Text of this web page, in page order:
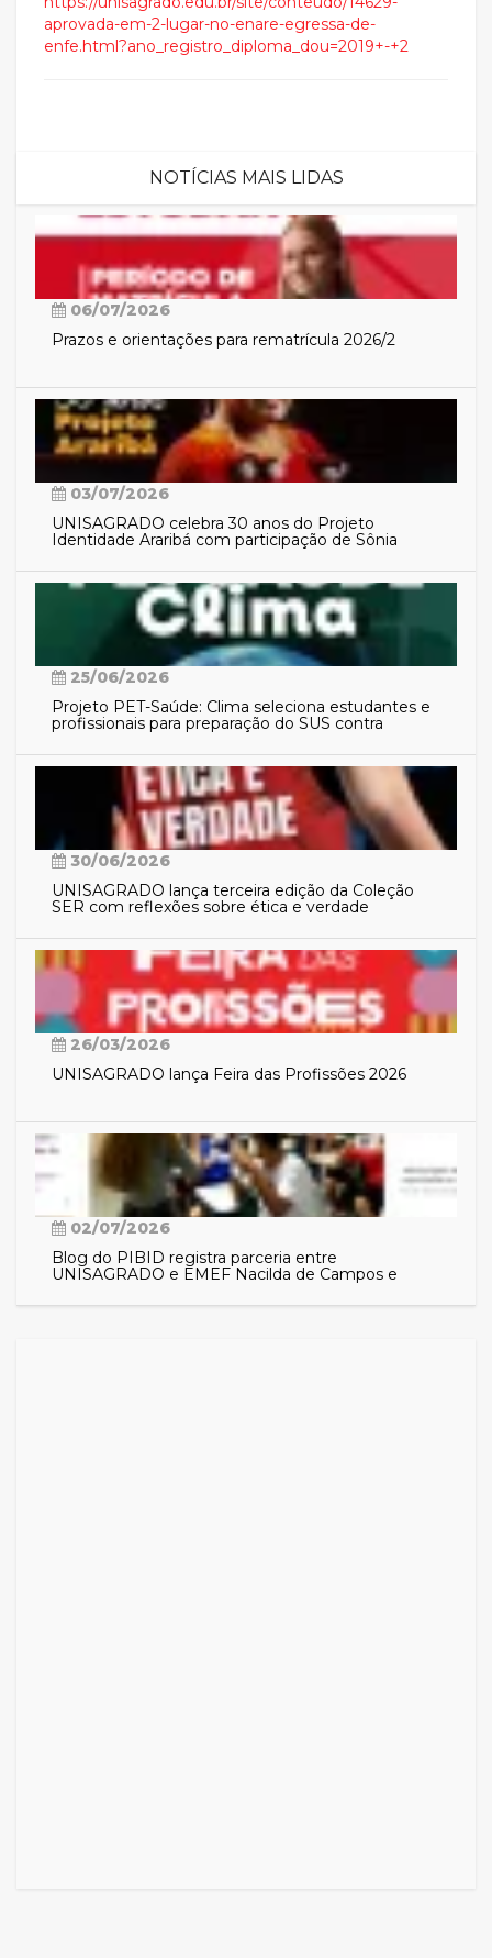
aprovada-em-2-lugar-no-enare-egressa-de-
enfe.html?ano_registro_diploma_dou=2019+-+2
NOTÍCIAS MAIS LIDAS
06/07/2026
Prazos e orientações para rematrícula 2026/2
03/07/2026
UNISAGRADO celebra 30 anos do Projeto
Identidade Araribá com participação de Sônia
25/06/2026
Projeto PET-Saúde: Clima seleciona estudantes e
profissionais para preparação do SUS contra
30/06/2026
UNISAGRADO lança terceira edição da Coleção
SER com reflexões sobre ética e verdade
26/03/2026
UNISAGRADO lança Feira das Profissões 2026
02/07/2026
Blog do PIBID registra parceria entre
UNISAGRADO e EMEF Nacilda de Campos e